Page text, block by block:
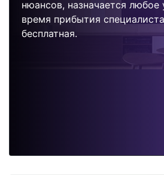
нюансов, назначается любое
время прибытия
бесплатная.